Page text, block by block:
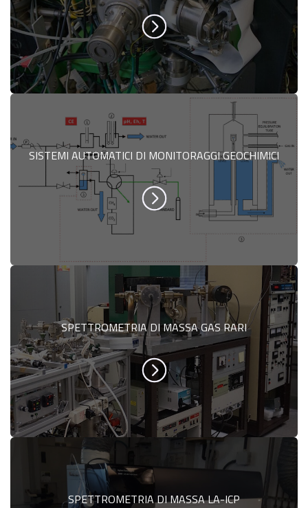
SISTEMI AUTOMATICI DI MONITORAGGI GEOCHIMICI
SPETTROMETRIA DI MASSA GAS RARI
SPETTROMETRIA DI MASSA LA-ICP